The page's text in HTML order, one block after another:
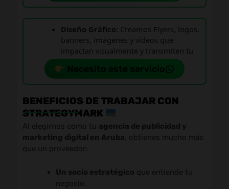
Diseño Gráfico: Creamos Flyers, logos,
banners, imágenes y vídeos que
impactan visualmente y transmiten tu
mensaje de forma efectiva.
Necesito este servicio
BENEFICIOS DE TRABAJAR CON
STRATEGYMARK
Al elegirnos como tu agencia de publicidad y
marketing digital en Aruba, obtienes mucho más
que un proveedor:
Un socio estratégico que entiende tu
negocio.